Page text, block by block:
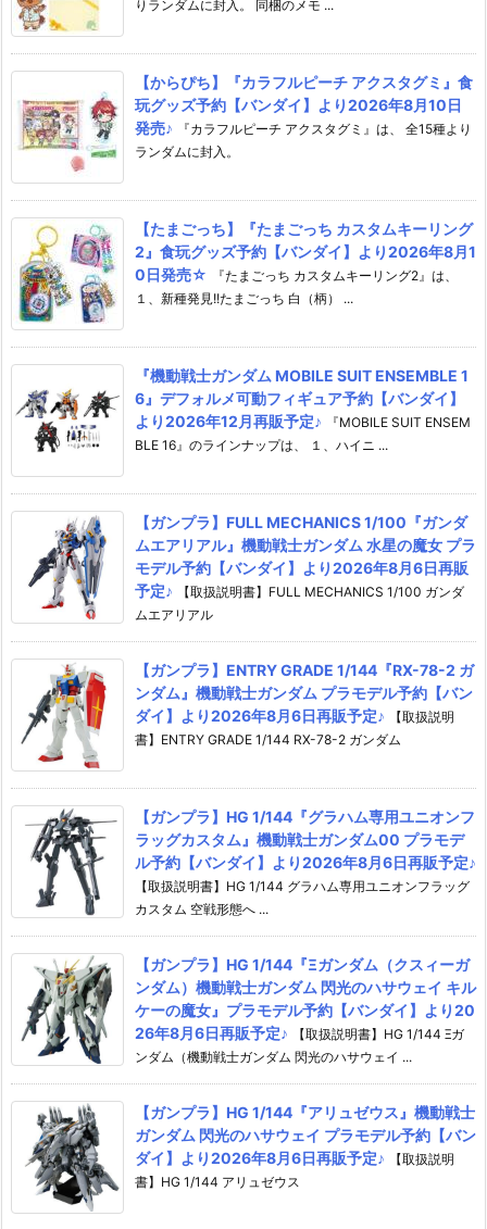
りランダムに封入。 同梱のメモ ...
【からぴち】『カラフルピーチ アクスタグミ』食
玩グッズ予約【バンダイ】より2026年8月10日
発売♪
『カラフルピーチ アクスタグミ』は、 全15種より
ランダムに封入。
【たまごっち】『たまごっち カスタムキーリング
2』食玩グッズ予約【バンダイ】より2026年8月1
0日発売☆
『たまごっち カスタムキーリング2』は、
１、新種発見!!たまごっち 白（柄） ...
『機動戦士ガンダム MOBILE SUIT ENSEMBLE 1
6』デフォルメ可動フィギュア予約【バンダイ】
より2026年12月再販予定♪
『MOBILE SUIT ENSEM
BLE 16』のラインナップは、 １、ハイニ ...
【ガンプラ】FULL MECHANICS 1/100『ガンダ
ムエアリアル』機動戦士ガンダム 水星の魔女 プラ
モデル予約【バンダイ】より2026年8月6日再販
予定♪
【取扱説明書】FULL MECHANICS 1/100 ガンダ
ムエアリアル
【ガンプラ】ENTRY GRADE 1/144『RX-78-2 ガ
ンダム』機動戦士ガンダム プラモデル予約【バン
ダイ】より2026年8月6日再販予定♪
【取扱説明
書】ENTRY GRADE 1/144 RX-78-2 ガンダム
【ガンプラ】HG 1/144『グラハム専用ユニオンフ
ラッグカスタム』機動戦士ガンダム00 プラモデ
ル予約【バンダイ】より2026年8月6日再販予定♪
【取扱説明書】HG 1/144 グラハム専用ユニオンフラッグ
カスタム 空戦形態へ ...
【ガンプラ】HG 1/144『Ξガンダム（クスィーガ
ンダム）機動戦士ガンダム 閃光のハサウェイ キル
ケーの魔女』プラモデル予約【バンダイ】より20
26年8月6日再販予定♪
【取扱説明書】HG 1/144 Ξガ
ンダム（機動戦士ガンダム 閃光のハサウェイ ...
【ガンプラ】HG 1/144『アリュゼウス』機動戦士
ガンダム 閃光のハサウェイ プラモデル予約【バン
ダイ】より2026年8月6日再販予定♪
【取扱説明
書】HG 1/144 アリュゼウス